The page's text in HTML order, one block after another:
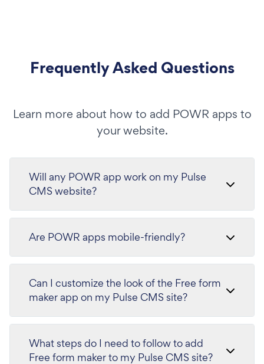
Frequently Asked Questions
Learn more about how to add POWR apps to
your website.
Will any POWR app work on my Pulse
CMS website?
Are POWR apps mobile-friendly?
Can I customize the look of the Free form
maker app on my Pulse CMS site?
What steps do I need to follow to add
Free form maker to my Pulse CMS site?